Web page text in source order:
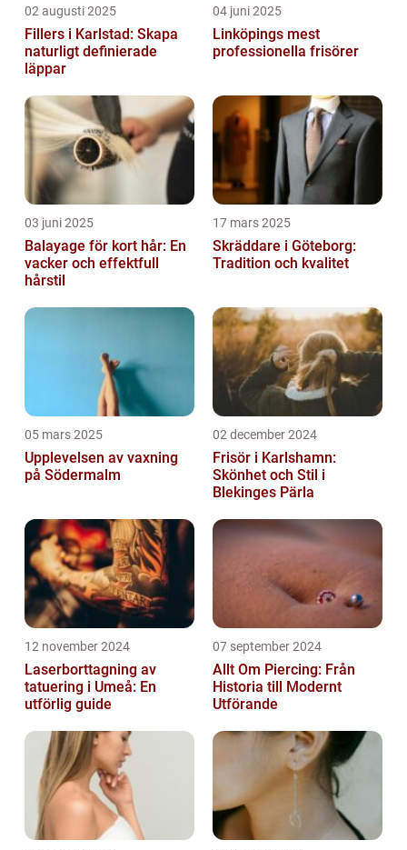
02 augusti 2025
Fillers i Karlstad: Skapa
naturligt definierade
läppar
04 juni 2025
Linköpings mest
professionella frisörer
03 juni 2025
Balayage för kort hår: En
vacker och effektfull
hårstil
17 mars 2025
Skräddare i Göteborg:
Tradition och kvalitet
05 mars 2025
Upplevelsen av vaxning
på Södermalm
02 december 2024
Frisör i Karlshamn:
Skönhet och Stil i
Blekinges Pärla
12 november 2024
Laserborttagning av
tatuering i Umeå: En
utförlig guide
07 september 2024
Allt Om Piercing: Från
Historia till Modernt
Utförande